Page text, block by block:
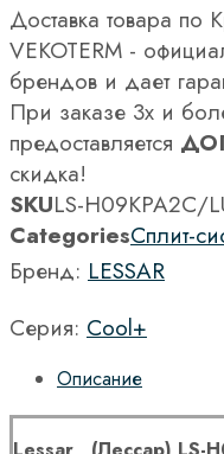
Доставка товара по
VEKOTERM -
брендов и дает
При заказе 3х и
предоставляется
скидка!
SKULS-H09KPA2C/
CategoriesСплит-
Бренд: LESSAR
Серия: Cool+
Описание